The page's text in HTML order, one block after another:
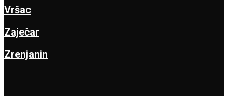
Vršac
Zaječar
Zrenjanin